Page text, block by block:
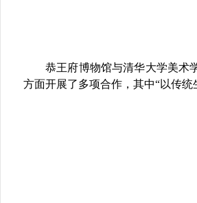
恭王府博物馆与清华大学美术
方面开展了多项合作，其中“以传